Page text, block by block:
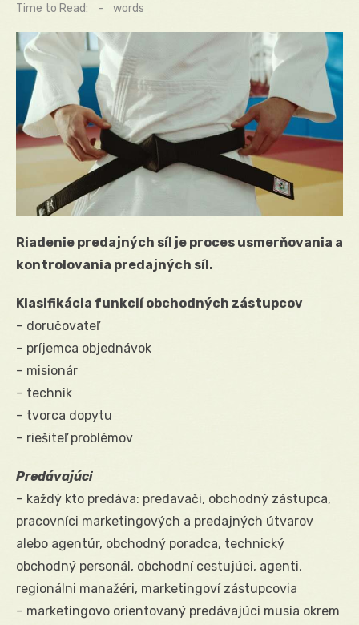
Time to Read:
- words
Riadenie predajných síl je proces usmerňovania a
kontrolovania predajných síl.
Klasifikácia funkcií obchodných zástupcov
– doručovateľ
– príjemca objednávok
– misionár
– technik
– tvorca dopytu
– riešiteľ problémov
Predávajúci
– každý kto predáva: predavači, obchodný zástupca,
pracovníci marketingových a predajných útvarov
alebo agentúr, obchodný poradca, technický
obchodný personál, obchodní cestujúci, agenti,
regionálni manažéri, marketingoví zástupcovia
– marketingovo orientovaný predávajúci musia okrem